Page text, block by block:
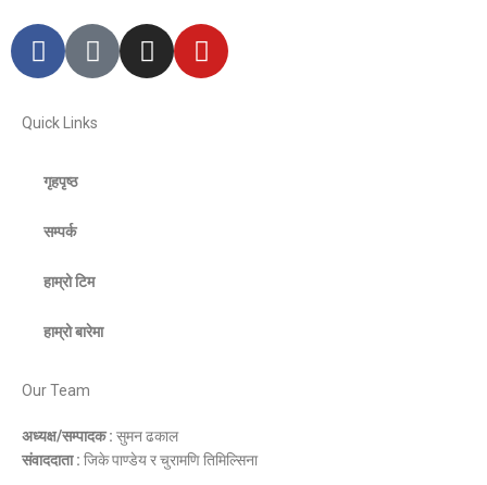
Quick Links
गृहपृष्ठ
सम्पर्क
हाम्रो टिम
हाम्रो बारेमा
Our Team
अध्यक्ष/सम्पादक : सुमन ढकाल
संवाददाता : जिके पाण्डेय र चुरामणि तिमिल्सिना